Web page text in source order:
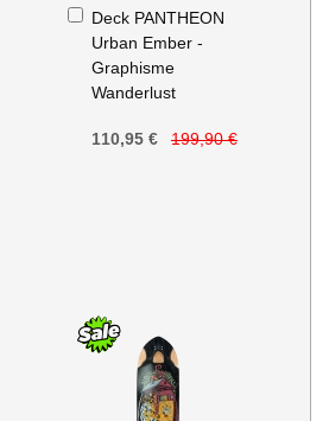
Deck PANTHEON
Urban Ember -
Graphisme
Wanderlust
110,95 € 199,90 €
Ajouter
au
panier